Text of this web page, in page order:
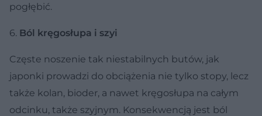
pogłębić.
6. Ból kręgosłupa i szyi
Częste noszenie tak niestabilnych butów, jak
japonki prowadzi do obciążenia nie tylko stopy, lecz
także kolan, bioder, a nawet kręgosłupa na całym
odcinku, także szyjnym. Konsekwencją jest ból